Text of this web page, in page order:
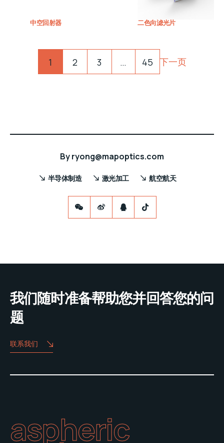
中空回射器 二色向滤光片
Pagination
1 2 3 … 45 下一页
Byryong@mapoptics.com
半导体制造 激光加工 航空航天
我们随时准备帮助您并回答您的问
题
联系我们
aspheric